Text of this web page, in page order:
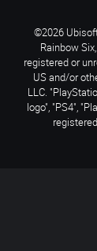
©2026
Rainbow
registered or
US and/or
LLC.
logo", "PS4",